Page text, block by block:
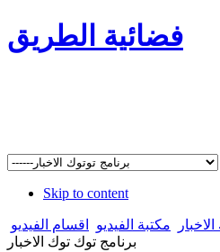
فضائية الطريق
Skip to content
مكتبة الفيديو
اقسام الفيديو
برنامج توك توك الاخبار